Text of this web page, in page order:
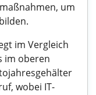
um
im Vergleich
im oberen
wobei IT-